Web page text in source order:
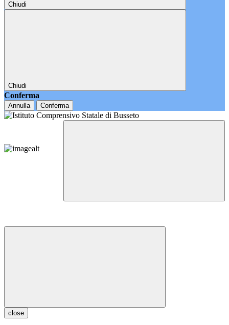
Chiudi
Chiudi
Conferma
Annulla Conferma
close